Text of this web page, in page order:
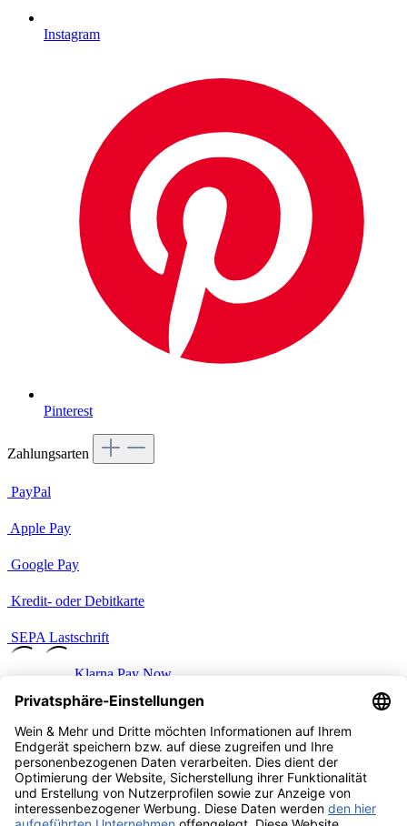
Instagram
Pinterest
Zahlungsarten
PayPal
Apple Pay
Google Pay
Kredit- oder Debitkarte
SEPA Lastschrift
Klarna Pay Now
Benutzerdefiniertes Bild 2
Versandarten
Benutzerdefiniertes Bild 1
Vertrag widerrufen